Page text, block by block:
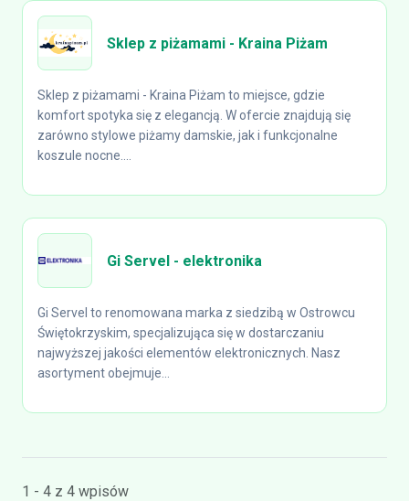
Sklep z piżamami - Kraina Piżam
Sklep z piżamami - Kraina Piżam to miejsce, gdzie
komfort spotyka się z elegancją. W ofercie znajdują się
zarówno stylowe piżamy damskie, jak i funkcjonalne
koszule nocne....
Gi Servel - elektronika
Gi Servel to renomowana marka z siedzibą w Ostrowcu
Świętokrzyskim, specjalizująca się w dostarczaniu
najwyższej jakości elementów elektronicznych. Nasz
asortyment obejmuje...
1 - 4 z 4 wpisów